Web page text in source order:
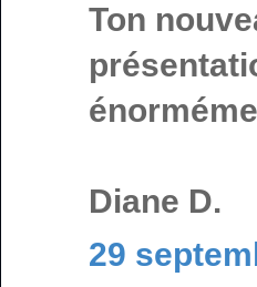
Ton
Diane D.
29